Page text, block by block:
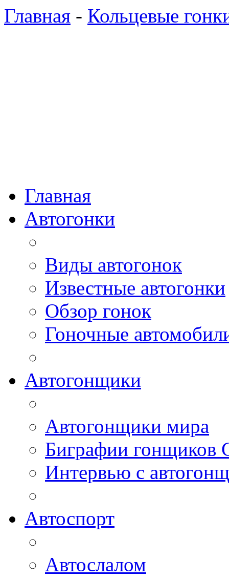
Главная - Кольцевые
Главная
Автогонки
Виды автогонок
Известные автогонки
Обзор гонок
Гоночные
Автогонщики
Автогонщики мира
Биграфии гонщиков
Интервью с
Автоспорт
Автослалом